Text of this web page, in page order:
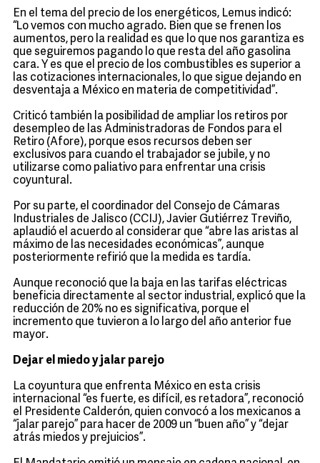
En el tema del precio de los energéticos, Lemus indicó:
“Lo vemos con mucho agrado. Bien que se frenen los
aumentos, pero la realidad es que lo que nos garantiza es
que seguiremos pagando lo que resta del año gasolina
cara. Y es que el precio de los combustibles es superior a
las cotizaciones internacionales, lo que sigue dejando en
desventaja a México en materia de competitividad”.
Criticó también la posibilidad de ampliar los retiros por
desempleo de las Administradoras de Fondos para el
Retiro (Afore), porque esos recursos deben ser
exclusivos para cuando el trabajador se jubile, y no
utilizarse como paliativo para enfrentar una crisis
coyuntural.
Por su parte, el coordinador del Consejo de Cámaras
Industriales de Jalisco (CCIJ), Javier Gutiérrez Treviño,
aplaudió el acuerdo al considerar que “abre las aristas al
máximo de las necesidades económicas”, aunque
posteriormente refirió que la medida es tardía.
Aunque reconoció que la baja en las tarifas eléctricas
beneficia directamente al sector industrial, explicó que la
reducción de 20% no es significativa, porque el
incremento que tuvieron a lo largo del año anterior fue
mayor.
Dejar el miedo y jalar parejo
La coyuntura que enfrenta México en esta crisis
internacional “es fuerte, es difícil, es retadora”, reconoció
el Presidente Calderón, quien convocó a los mexicanos a
“jalar parejo” para hacer de 2009 un “buen año” y “dejar
atrás miedos y prejuicios”.